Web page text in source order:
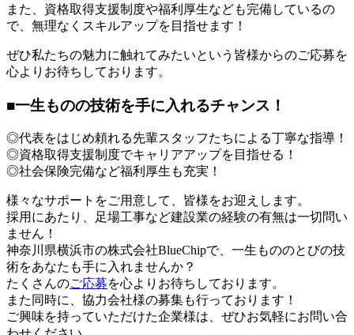
また、資格取得支援制度や福利厚生なども完備しているの
で、無理なくスキルアップを目指せます！
ぜひ私たちの魅力に触れてみたいという皆様からのご応募を
心よりお待ちしております。
■一生ものの技術を手に入れるチャンス！
◎代表をはじめ頼れる先輩スタッフたちによる丁寧な指導！
◎資格取得支援制度でキャリアアップを目指せる！
◎社会保険完備など福利厚生も充実！
様々なサポートをご用意して、皆様をお迎えします。
採用にあたり、足場工事など建設業の経験の有無は一切問い
ません！
神奈川県横浜市の株式会社BlueChipで、一生もののとびの技
術をあなたも手に入れませんか？
たくさんのご応募を心よりお待ちしております。
また同時に、協力会社様の募集も行っております！
ご興味を持っていただけた企業様は、ぜひお気軽にお問い合